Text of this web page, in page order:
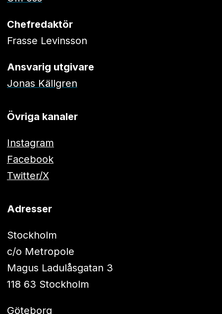
Chefredaktör
Frasse Levinsson
Ansvarig utgivare
Jonas Källgren
Övriga kanaler
Instagram
Facebook
Twitter/X
Adresser
Stockholm
c/o Metropole
Magus Ladulåsgatan 3
118 63 Stockholm
Göteborg